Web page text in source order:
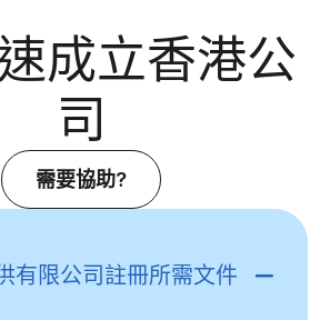
成立香港公
司
需要協助?
有限公司註冊所需文件